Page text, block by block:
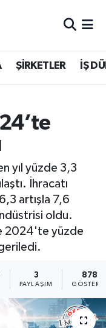
ŞİRKETLER İŞ
yıl yüzde 3,3
İhracatı
artışla 7,6
oldu.
2024'te yüzde
3
PAYLAŞIM
878